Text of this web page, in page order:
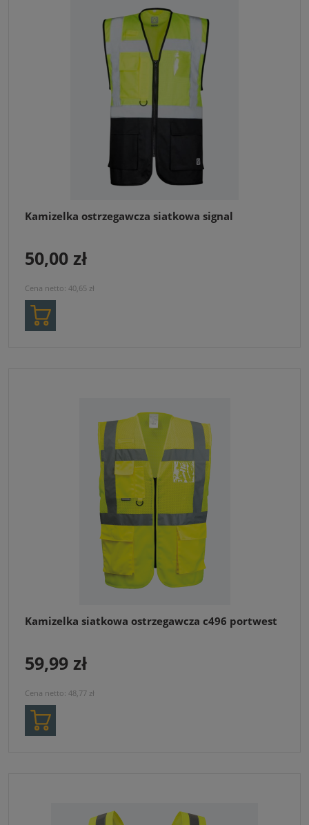
Kamizelka ostrzegawcza siatkowa signal
50,00 zł
Cena netto: 40,65 zł
Kamizelka siatkowa ostrzegawcza c496 portwest
59,99 zł
Cena netto: 48,77 zł